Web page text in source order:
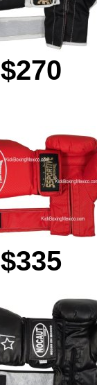
$270
$335